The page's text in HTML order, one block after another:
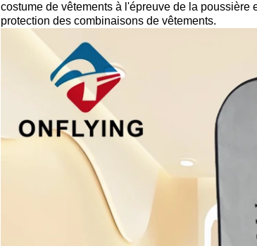
costume de vêtements à l'épreuve de la
protection des combinaisons de vêtements.